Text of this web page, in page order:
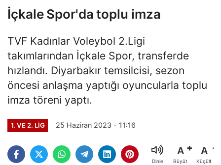
İçkale Spor'da toplu imza
TVF Kadınlar Voleybol 2.Ligi
takımlarından İçkale Spor, transferde
hızlandı. Diyarbakır temsilcisi, sezon
öncesi anlaşma yaptığı oyuncularla toplu
imza töreni yaptı.
1. VE 2. LIG 25 Haziran 2023 - 11:16
Dinle
A
Büyüt
A
Küçült